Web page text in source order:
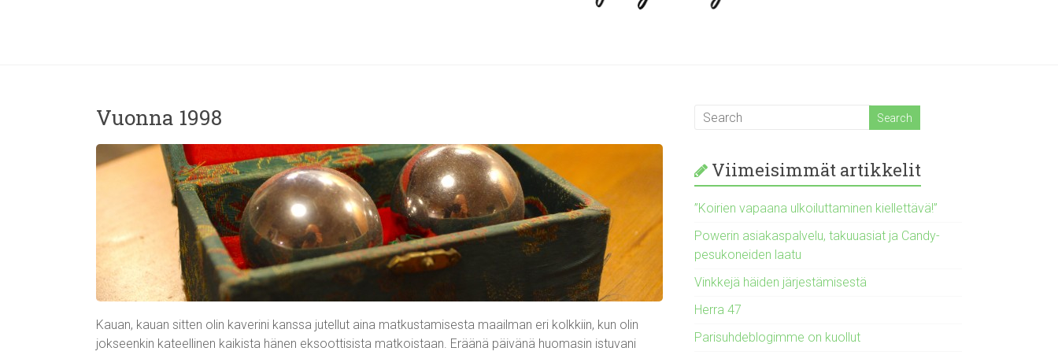
Vuonna 1998
Kauan, kauan sitten olin kaverini kanssa jutellut aina matkustamisesta maailman eri kolkkiin, kun olin
jokseenkin kateellinen kaikista hänen eksoottisista matkoistaan. Eräänä päivänä huomasin istuvani
Viimeisimmät artikkelit
”Koirien vapaana ulkoiluttaminen kiellettävä!”
Powerin asiakaspalvelu, takuuasiat ja Candy-
pesukoneiden laatu
Vinkkejä häiden järjestämisestä
Herra 47
Parisuhdeblogimme on kuollut